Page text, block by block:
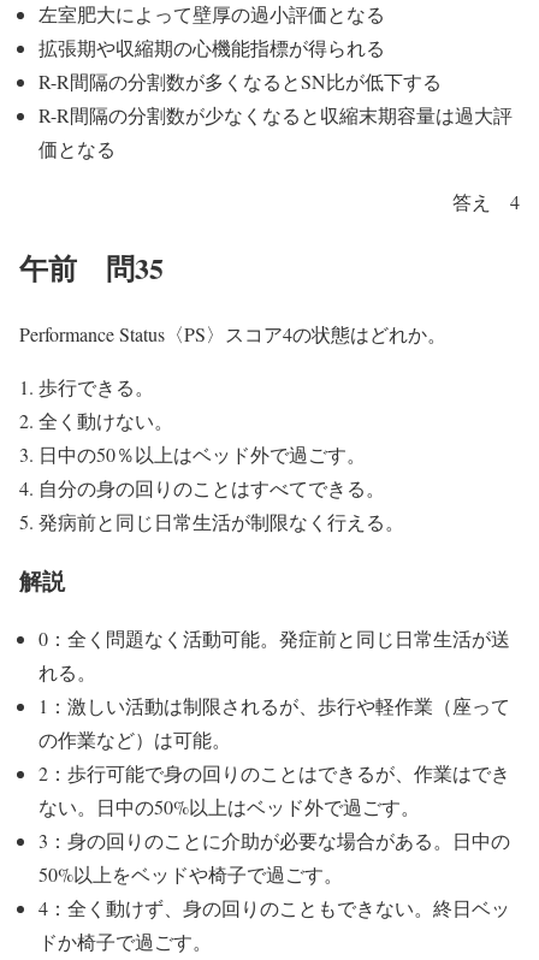
左室肥大によって壁厚の過小評価となる
拡張期や収縮期の心機能指標が得られる
R-R間隔の分割数が多くなるとSN比が低下する
R-R間隔の分割数が少なくなると収縮末期容量は過大評
価となる
答え 4
午前 問35
Performance Status〈PS〉スコア4の状態はどれか。
歩行できる。
全く動けない。
日中の50％以上はベッド外で過ごす。
自分の身の回りのことはすべてできる。
発病前と同じ日常生活が制限なく行える。
解説
0：全く問題なく活動可能。発症前と同じ日常生活が送
れる。
1：激しい活動は制限されるが、歩行や軽作業（座って
の作業など）は可能。
2：歩行可能で身の回りのことはできるが、作業はでき
ない。日中の50%以上はベッド外で過ごす。
3：身の回りのことに介助が必要な場合がある。日中の
50%以上をベッドや椅子で過ごす。
4：全く動けず、身の回りのこともできない。終日ベッ
ドか椅子で過ごす。